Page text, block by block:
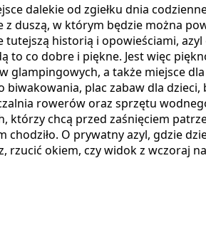
dalekie od zgiełku dnia
z duszą, w którym będzie można
historią i opowieściami,
to co dobre i piękne. Jest więc
a także miejsce
plac zabaw dla dzieci,
rowerów oraz sprzętu
którzy chcą przed zaśnięciem
O prywatny azyl, gdzie
okiem, czy widok z wczoraj